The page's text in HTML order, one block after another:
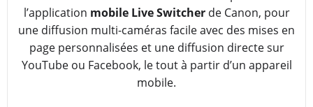
l’application mobile Live Switcherde Canon, pour
une diffusion multi-caméras facile avec des mises en
page personnalisées et une diffusion directe sur
YouTube ou Facebook, le tout à partir d’un appareil
mobile.